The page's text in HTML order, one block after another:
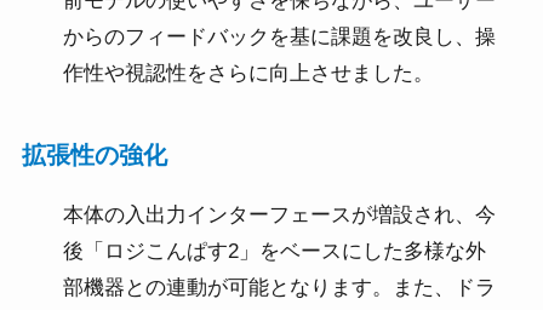
からのフィードバックを基に課題を改良し、操
作性や視認性をさらに向上させました。
拡張性の強化
本体の入出力インターフェースが増設され、今
後「ロジこんぱす2」をベースにした多様な外
部機器との連動が可能となります。また、ドラ